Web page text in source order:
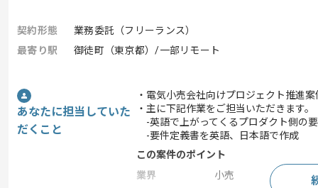
契約形態
業務委託（フリーランス）
最寄り駅
御徒町（東京都）/一部リモート
あなたに担当していた
だくこと
・電気小売会社向けプロジェクト推進
・主に下記作業をご担当いただきます。
-英語で上がってくるプロダクト側の
-要件定義書を英語、日本語で作成
この案件のポイント
業界
小売